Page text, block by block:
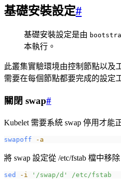
基礎安裝設定#
基礎安裝設定是由
本執行。
此叢集實驗環境由控制節點以及
需要在每個節點都要完成的設定
關閉 swap#
Kubelet 需要系統 swap 停用才能
swapoff -a
將 swap 設定從 /etc/fstab 檔中移除
sed -i '/swap/d' /etc/fstab